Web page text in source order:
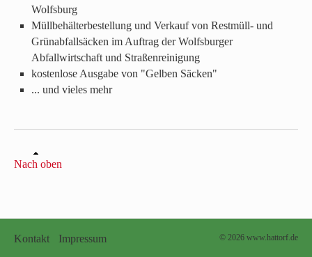
Wolfsburg
Müllbehälterbestellung und Verkauf von Restmüll- und
Grünabfallsäcken im Auftrag der Wolfsburger
Abfallwirtschaft und Straßenreinigung
kostenlose Ausgabe von "Gelben Säcken"
... und vieles mehr
Nach oben
Kontakt Impressum © 2026 www.hattorf.de